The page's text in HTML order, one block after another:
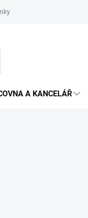
Podmínky ochrany
A KANCELÁŘ